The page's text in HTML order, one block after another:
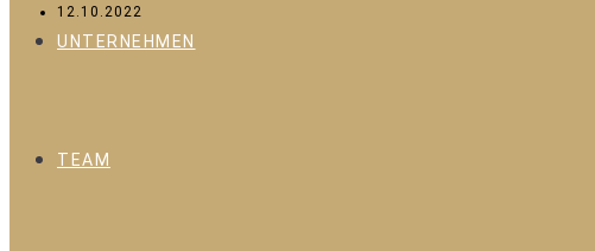
UNTERNEHMEN
TEAM
12.10.2022